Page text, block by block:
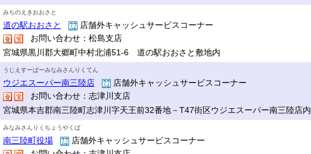
みちのえきおおさと
道の駅おおさと
店舗外キャッシュサービスコーナー
お問い合わせ：松島支店
宮城県黒川郡大郷町中村北浦51-6 道の駅おおさと敷地内
うじえすーぱーみなみさんりくてん
ウジエスーパー南三陸店
店舗外キャッシュサービスコーナー
お問い合わせ：志津川支店
宮城県本吉郡南三陸町志津川字天王前32番地－T47街区ウジエスーパー南三陸店内
みなみさんりくちょうやくば
南三陸町役場
店舗外キャッシュサービスコーナー